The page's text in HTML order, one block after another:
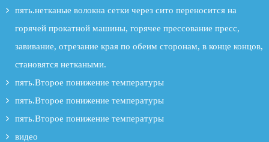
пять.нетканые волокна сетки через сито переносится на
горячей прокатной машины, горячее прессование пресс,
завивание, отрезание края по обеим сторонам, в конце концов,
становятся неткаными.
пять.Второе понижение температуры
пять.Второе понижение температуры
пять.Второе понижение температуры
видео